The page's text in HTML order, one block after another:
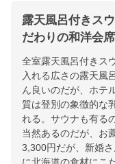
露天風呂付きス
だわりの和洋会席
全室露天風呂付きス
入れる広さの露天風
ん良いのだが、ホテ
質は登別の象徴的な
れる。サウナも有る
当然あるのだが、お
3,300円だが、新婚
に北海道の食材にこ